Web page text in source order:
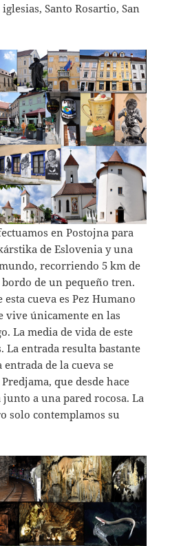
Santo Rosartio, San
en Postojna para
de Eslovenia y una
recorriendo 5 km de
de un pequeño tren.
cueva es Pez Humano
vive únicamente en las
La media de vida de este
La entrada resulta bastante
entrada de la cueva se
que desde hace
junto a una pared rocosa. La
solo contemplamos su